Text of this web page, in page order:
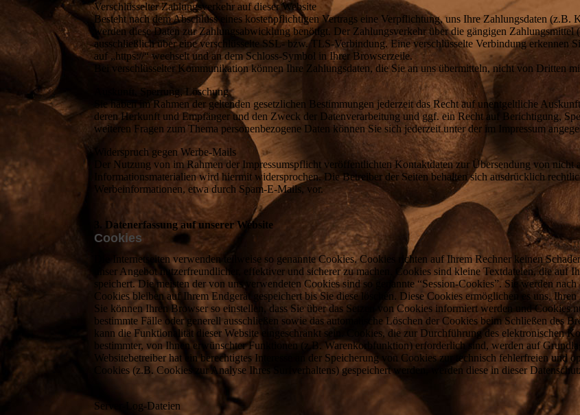
Verschlüsselter Zahlungsverkehr auf dieser Website
Besteht nach dem Abschluss eines kostenpflichtigen Vertrags eine Verpflichtung, uns Ihre Zahlungsdaten
werden diese Daten zur Zahlungsabwicklung benötigt. Der Zahlungsverkehr über die gängigen
ausschließlich über eine verschlüsselte SSL- bzw. TLS-Verbindung. Eine verschlüsselte Verbindung erkennen
auf „https://“ wechselt und an dem Schloss-Symbol in Ihrer Browserzeile.
Bei verschlüsselter Kommunikation können Ihre Zahlungsdaten, die Sie an uns übermitteln, nicht von Dritten
Auskunft, Sperrung, Löschung
Sie haben im Rahmen der geltenden gesetzlichen Bestimmungen jederzeit das Recht auf unentgeltliche
deren Herkunft und Empfänger und den Zweck der Datenverarbeitung und ggf. ein Recht auf Berichtigung,
weiteren Fragen zum Thema personenbezogene Daten können Sie sich jederzeit unter der im Impressum
Widerspruch gegen Werbe-Mails
Der Nutzung von im Rahmen der Impressumspflicht veröffentlichten Kontaktdaten zur Übersendung von nicht
Informationsmaterialien wird hiermit widersprochen. Die Betreiber der Seiten behalten sich ausdrücklich
Werbeinformationen, etwa durch Spam-E-Mails, vor.
3. Datenerfassung auf unserer Website
Cookies
Die Internetseiten verwenden teilweise so genannte Cookies. Cookies richten auf Ihrem Rechner keinen
unser Angebot nutzerfreundlicher, effektiver und sicherer zu machen. Cookies sind kleine Textdateien, die auf
speichert. Die meisten der von uns verwendeten Cookies sind so genannte “Session-Cookies”. Sie werden
Cookies bleiben auf Ihrem Endgerät gespeichert bis Sie diese löschen. Diese Cookies ermöglichen es uns,
Sie können Ihren Browser so einstellen, dass Sie über das Setzen von Cookies informiert werden und
bestimmte Fälle oder generell ausschließen sowie das automatische Löschen der Cookies beim Schließen des
kann die Funktionalität dieser Website eingeschränkt sein. Cookies, die zur Durchführung des elektronischen
bestimmter, von Ihnen erwünschter Funktionen (z.B. Warenkorbfunktion) erforderlich sind, werden auf
Websitebetreiber hat ein berechtigtes Interesse an der Speicherung von Cookies zur technisch fehlerfreien und
Cookies (z.B. Cookies zur Analyse Ihres Surfverhaltens) gespeichert werden, werden diese in dieser
Server-Log-Dateien